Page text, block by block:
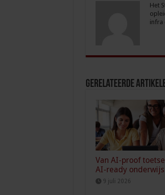
Het
infra
Gerelateerde
Van AI-proof
AI-ready onderwijs
9 juli 2026